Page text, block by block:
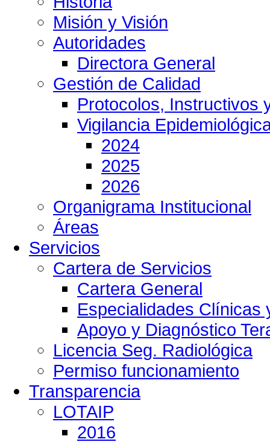
Misión y Visión
Autoridades
Directora General
Gestión de Calidad
Protocolos, Instructivos
Vigilancia
2024
2025
2026
Organigrama Institucional
Áreas
Servicios
Cartera de Servicios
Cartera General
Especialidades Clínicas
Apoyo y Diagnóstico
Licencia Seg. Radiológica
Permiso funcionamiento
Transparencia
LOTAIP
2016